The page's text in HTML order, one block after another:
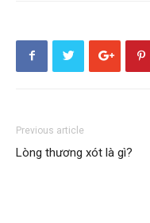
Previous article
Lòng thương xót là gì?